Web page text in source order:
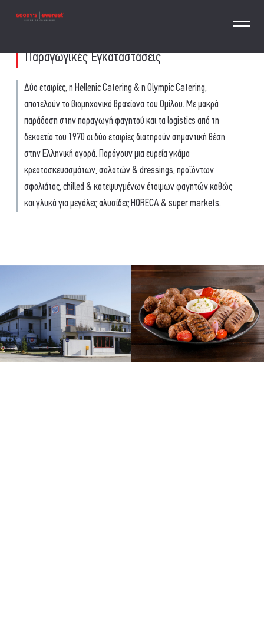
Παραγωγικές Εγκαταστάσεις
Δύο εταιρίες, η Hellenic Catering & η Olympic Catering,
αποτελούν το βιομηχανικό βραχίονα του Ομίλου. Με μακρά
παράδοση στην παραγωγή φαγητού και τα logistics από τη
δεκαετία του 1970 οι δύο εταιρίες διατηρούν σημαντική θέση
στην Ελληνική αγορά. Παράγουν μια ευρεία γκάμα
κρεατοσκευασμάτων, σαλατών & dressings, προϊόντων
σφολιάτας, chilled & κατεψυγμένων έτοιμων φαγητών καθώς
και γλυκά για μεγάλες αλυσίδες HORECA & super markets.